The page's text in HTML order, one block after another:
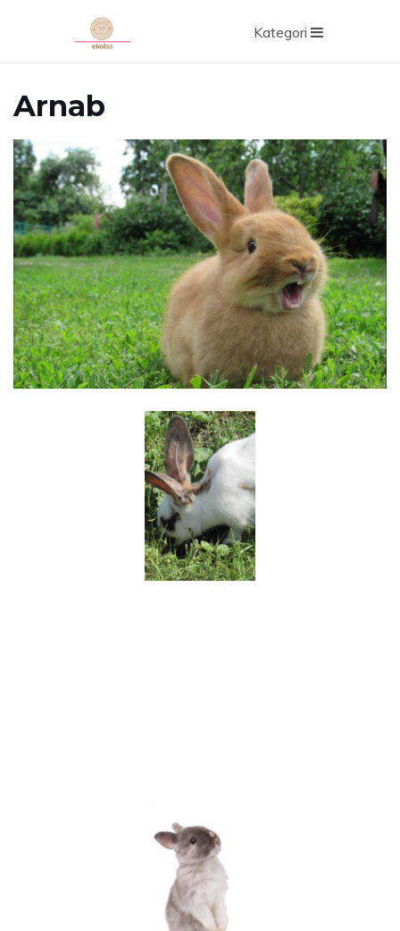
Kategori
Arnab